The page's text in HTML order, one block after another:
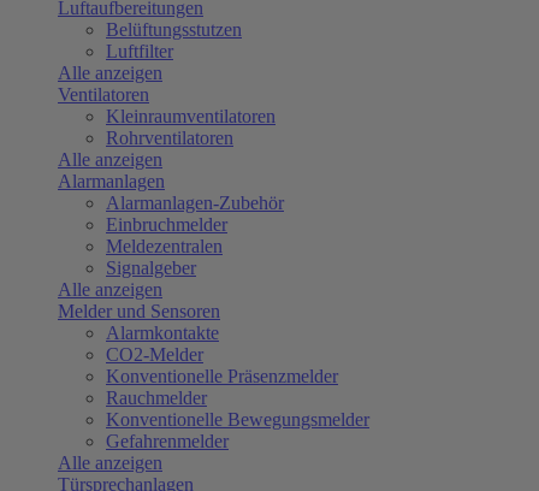
Luftaufbereitungen
Belüftungsstutzen
Luftfilter
Alle anzeigen
Ventilatoren
Kleinraumventilatoren
Rohrventilatoren
Alle anzeigen
Alarmanlagen
Alarmanlagen-Zubehör
Einbruchmelder
Meldezentralen
Signalgeber
Alle anzeigen
Melder und Sensoren
Alarmkontakte
CO2-Melder
Konventionelle Präsenzmelder
Rauchmelder
Konventionelle Bewegungsmelder
Gefahrenmelder
Alle anzeigen
Türsprechanlagen